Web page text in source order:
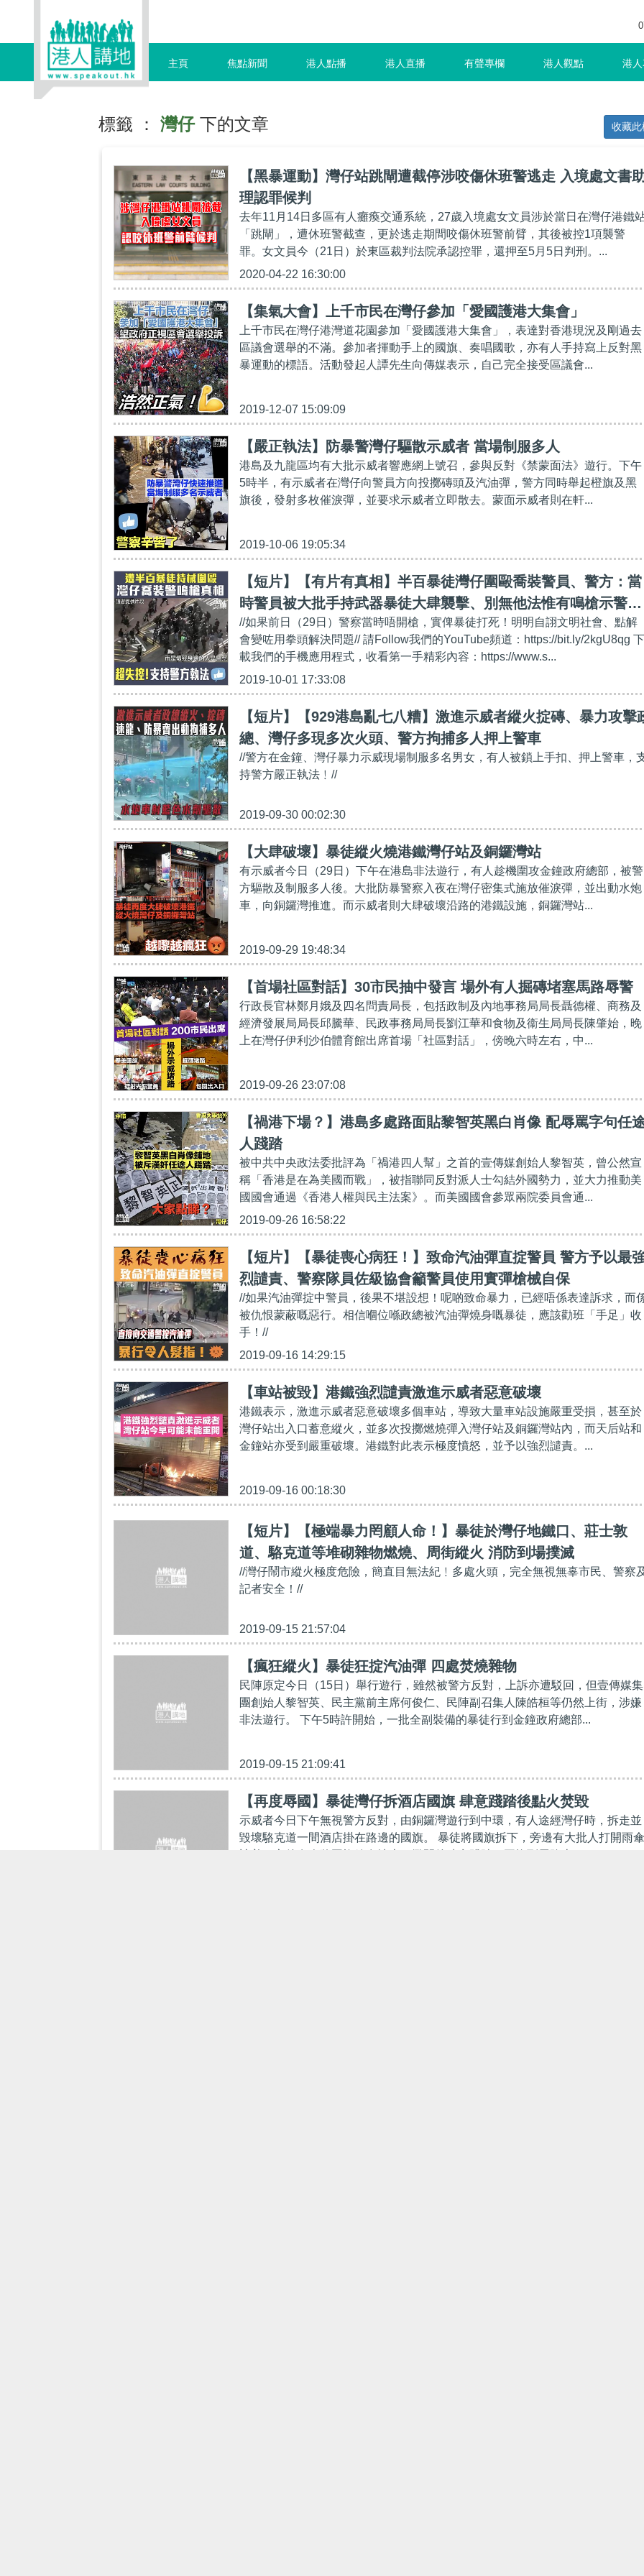
主頁 焦點新聞 港人點播 港人直播 有聲專欄 港人觀點 港
標籤 ： 灣仔下的文章 收藏此
【黑暴運動】灣仔站跳閘遭截停涉咬傷休班警逃走 入境處文書
理認罪候判
去年11月14日多區有人癱瘓交通系統，27歲入境處女文員涉於當日在灣仔港鐵
「跳閘」，遭休班警截查，更於逃走期間咬傷休班警前臂，其後被控1項襲警
罪。女文員今（21日）於東區裁判法院承認控罪，還押至5月5日判刑。...
2020-04-22 16:30:00
【集氣大會】上千市民在灣仔參加「愛國護港大集會」
上千市民在灣仔港灣道花園參加「愛國護港大集會」，表達對香港現況及剛過去
區議會選舉的不滿。參加者揮動手上的國旗、奏唱國歌，亦有人手持寫上反對黑
暴運動的標語。活動發起人譚先生向傳媒表示，自己完全接受區議會...
2019-12-07 15:09:09
【嚴正執法】防暴警灣仔驅散示威者 當場制服多人
港島及九龍區均有大批示威者響應網上號召，參與反對《禁蒙面法》遊行。下午
5時半，有示威者在灣仔向警員方向投擲磚頭及汽油彈，警方同時舉起橙旗及黑
旗後，發射多枚催淚彈，並要求示威者立即散去。蒙面示威者則在軒...
2019-10-06 19:05:34
【短片】【有片有真相】半百暴徒灣仔圍毆喬裝警員、警方：當
時警員被大批手持武器暴徒大肆襲擊、別無他法惟有鳴槍示警脫
身
//如果前日（29日）警察當時唔開槍，實俾暴徒打死！明明自詡文明社會、點解
會變咗用拳頭解決問題// 請Follow我們的YouTube頻道：https://bit.ly/2kgU8qg 下
載我們的手機應用程式，收看第一手精彩內容：https://www.s...
2019-10-01 17:33:08
【短片】【929港島亂七八糟】激進示威者縱火掟磚、暴力攻擊
總、灣仔多現多次火頭、警方拘捕多人押上警車
//警方在金鐘、灣仔暴力示威現場制服多名男女，有人被鎖上手扣、押上警車，
持警方嚴正執法﹗//
2019-09-30 00:02:30
【大肆破壞】暴徒縱火燒港鐵灣仔站及銅鑼灣站
有示威者今日（29日）下午在港島非法遊行，有人趁機圍攻金鐘政府總部，被警
方驅散及制服多人後。大批防暴警察入夜在灣仔密集式施放催淚彈，並出動水炮
車，向銅鑼灣推進。而示威者則大肆破壞沿路的港鐵設施，銅鑼灣站...
2019-09-29 19:48:34
【首場社區對話】30市民抽中發言 場外有人掘磚堵塞馬路辱警
行政長官林鄭月娥及四名問責局長，包括政制及內地事務局局長聶德權、商務及
經濟發展局局長邱騰華、民政事務局局長劉江華和食物及衞生局局長陳肇始，晚
上在灣仔伊利沙伯體育館出席首場「社區對話」，傍晚六時左右，中...
2019-09-26 23:07:08
【禍港下場？】港島多處路面貼黎智英黑白肖像 配辱罵字句任
人踐踏
被中共中央政法委批評為「禍港四人幫」之首的壹傳媒創始人黎智英，曾公然宣
稱「香港是在為美國而戰」，被指聯同反對派人士勾結外國勢力，並大力推動美
國國會通過《香港人權與民主法案》。而美國國會參眾兩院委員會通...
2019-09-26 16:58:22
【短片】【暴徒喪心病狂！】致命汽油彈直掟警員 警方予以最
烈譴責、警察隊員佐級協會籲警員使用實彈槍械自保
//如果汽油彈掟中警員，後果不堪設想！呢啲致命暴力，已經唔係表達訴求，而
被仇恨蒙蔽嘅惡行。相信嗰位喺政總被汽油彈燒身嘅暴徒，應該勸班「手足」收
手！//
2019-09-16 14:29:15
【車站被毀】港鐵強烈譴責激進示威者惡意破壞
港鐵表示，激進示威者惡意破壞多個車站，導致大量車站設施嚴重受損，甚至於
灣仔站出入口蓄意縱火，並多次投擲燃燒彈入灣仔站及銅鑼灣站內，而天后站和
金鐘站亦受到嚴重破壞。港鐵對此表示極度憤怒，並予以強烈譴責。...
2019-09-16 00:18:30
【短片】【極端暴力罔顧人命！】暴徒於灣仔地鐵口、莊士敦
道、駱克道等堆砌雜物燃燒、周街縱火 消防到場撲滅
//灣仔鬧市縱火極度危險，簡直目無法紀﹗多處火頭，完全無視無辜市民、警察
記者安全！//
2019-09-15 21:57:04
【瘋狂縱火】暴徒狂掟汽油彈 四處焚燒雜物
民陣原定今日（15日）舉行遊行，雖然被警方反對，上訴亦遭駁回，但壹傳媒集
團創始人黎智英、民主黨前主席何俊仁、民陣副召集人陳皓桓等仍然上街，涉嫌
非法遊行。 下午5時許開始，一批全副裝備的暴徒行到金鐘政府總部...
2019-09-15 21:09:41
【再度辱國】暴徒灣仔拆酒店國旗 肆意踐踏後點火焚毀
示威者今日下午無視警方反對，由銅鑼灣遊行到中環，有人途經灣仔時，拆走並
毀壞駱克道一間酒店掛在路邊的國旗。 暴徒將國旗拆下，旁邊有大批人打開雨傘